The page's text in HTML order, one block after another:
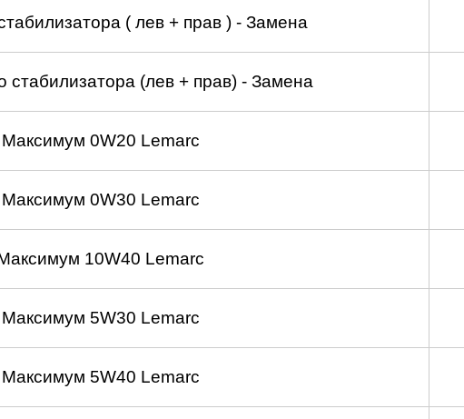
( лев + прав ) - Замена
стабилизатора (лев + прав) - Замена
0W20 Lemarc
0W30 Lemarc
10W40 Lemarc
5W30 Lemarc
5W40 Lemarc